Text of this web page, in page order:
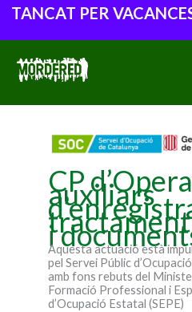
TANCAT PER
contingut
CP
auxiliars
i
Aquesta actuació està
pel Servei Públic
amb fons rebuts del
Formació Professional i
d’Ocupació Estatal (SEPE)